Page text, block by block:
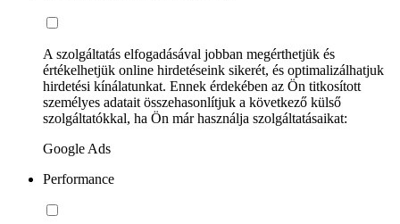
A szolgáltatás elfogadásával jobban megérthetjük és
értékelhetjük online hirdetéseink sikerét, és optimalizálhatjuk
hirdetési kínálatunkat. Ennek érdekében az Ön titkosított
személyes adatait összehasonlítjuk a következő külső
szolgáltatókkal, ha Ön már használja szolgáltatásaikat:
Google Ads
Performance